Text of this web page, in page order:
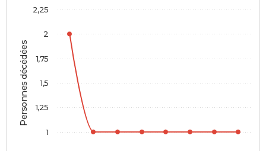
Personnes décédées
1
1,25
1,5
1,75
2
2,25